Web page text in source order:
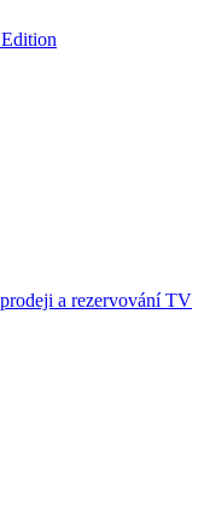
a rezervování TV